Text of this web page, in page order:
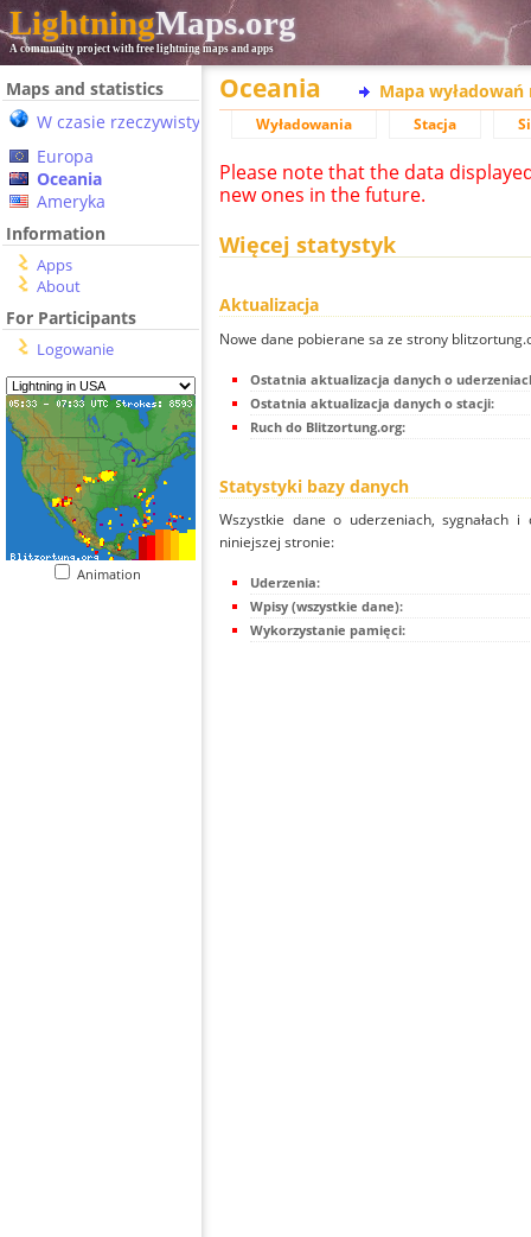
LightningMaps.org
A community project with free lightning maps and apps
Maps and statistics
W czasie rzeczywistym
Europa
Oceania
Ameryka
Information
Apps
About
For Participants
Logowanie
Animation
Oceania Mapa wyładowań
Wyładowania Stacja
Please note that the data
new ones in the future.
Więcej statystyk
Aktualizacja
Nowe dane pobierane sa ze strony
Ostatnia aktualizacja danych o
Ostatnia aktualizacja danych o stacji:
Ruch do Blitzortung.org:
Statystyki bazy danych
Wszystkie dane o uderzeniach, sygnałach
niniejszej stronie:
Uderzenia:
Wpisy (wszystkie dane):
Wykorzystanie pamięci: